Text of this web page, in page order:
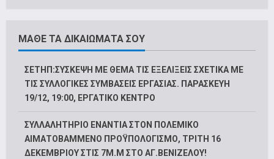
ΜΑΘΕ ΤΑ ΔΙΚΑΙΩΜΑΤΑ ΣΟΥ
ΣΕΤΗΠ:ΣΥΣΚΕΨΗ ΜΕ ΘΕΜΑ ΤΙΣ ΕΞΕΛΙΞΕΙΣ ΣΧΕΤΙΚΑ ΜΕ
ΤΙΣ ΣΥΛΛΟΓΙΚΕΣ ΣΥΜΒΑΣΕΙΣ ΕΡΓΑΣΙΑΣ. ΠΑΡΑΣΚΕΥΗ
19/12, 19:00, ΕΡΓΑΤΙΚΟ ΚΕΝΤΡΟ
ΣΥΛΛΑΛΗΤΗΡΙΟ ΕΝΑΝΤΙΑ ΣΤΟΝ ΠΟΛΕΜΙΚΟ
ΑΙΜΑΤΟΒΑΜΜΕΝΟ ΠΡΟΫΠΟΛΟΓΙΣΜΟ, ΤΡΙΤΗ 16
ΔΕΚΕΜΒΡΙΟΥ ΣΤΙΣ 7Μ.Μ ΣΤΟ ΑΓ.ΒΕΝΙΖΕΛΟΥ!